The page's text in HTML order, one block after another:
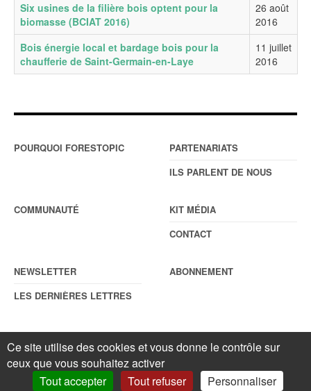
Six usines de la filière bois optent pour la
biomasse (BCIAT 2016)
26 août
2016
Bois énergie local et bardage bois pour la
chaufferie de Saint-Germain-en-Laye
11 juillet
2016
POURQUOI FORESTOPIC
PARTENARIATS
ILS PARLENT DE NOUS
COMMUNAUTÉ
KIT MÉDIA
CONTACT
NEWSLETTER
LES DERNIÈRES LETTRES
ABONNEMENT
© ForestopicMentions légales. Reproduction interdite sans autorisation
écrite préalable.Gestionnaire de cookies
Ce site utilise des cookies et vous donne le contrôle sur
ceux que vous souhaitez activer
Tout accepter
Tout refuser Personnaliser